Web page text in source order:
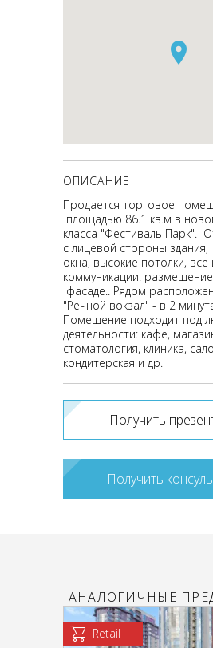
ОПИСАНИЕ
Продается торговое
площадью 86.1 кв.м в
класса "Фестиваль Парк".
с лицевой стороны
окна, высокие потолки,
коммуникации.
фасаде.. Рядом
"Речной вокзал" - в 2
Помещение подходит под
деятельности: кафе,
стоматология, клиника,
кондитерская и др.
Получить
Получить
АНАЛОГИЧНЫЕ
Retail